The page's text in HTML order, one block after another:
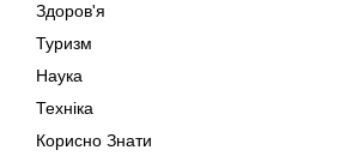
Здоров'я
Туризм
Наука
Техніка
Корисно Знати